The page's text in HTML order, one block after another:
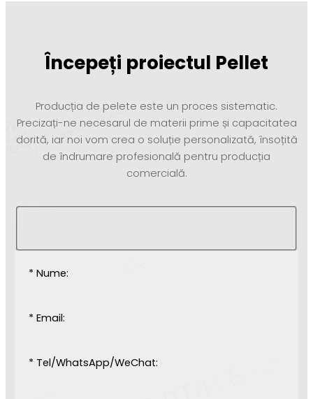
Începeți proiectul Pellet
Producția de pelete este un proces sistematic.
Precizați-ne necesarul de materii prime și capacitatea
dorită, iar noi vom crea o soluție personalizată, însoțită
de îndrumare profesională pentru producția
comercială.
* Nume:
* Email:
* Tel/WhatsApp/WeChat: